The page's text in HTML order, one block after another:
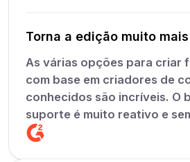
Torna a edição muito
As várias opções para criar
com base em criadores de
conhecidos são incríveis. O
suporte é muito reativo e